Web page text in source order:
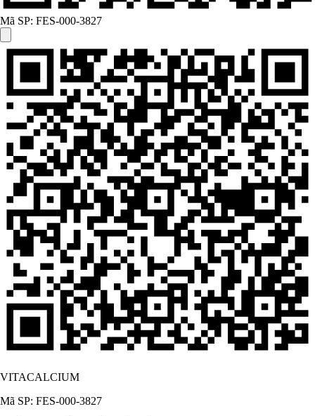
Mã SP: FES-000-3827
VITACALCIUM
Mã SP: FES-000-3827